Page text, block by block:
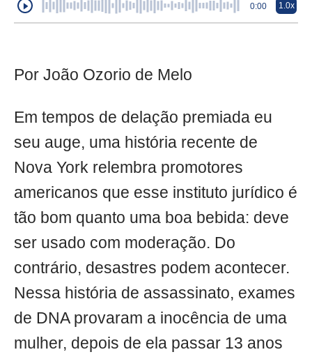
0:00 1.0x
Por João Ozorio de Melo
Em tempos de delação premiada eu
seu auge, uma história recente de
Nova York relembra promotores
americanos que esse instituto jurídico é
tão bom quanto uma boa bebida: deve
ser usado com moderação. Do
contrário, desastres podem acontecer.
Nessa história de assassinato, exames
de DNA provaram a inocência de uma
mulher, depois de ela passar 13 anos